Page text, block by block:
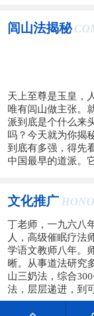
闾山法揭秘
天上至尊是玉皇，
唯有闾山做主张。
派到底是个什么来
吗？今天就为你揭
到底有多强，得先
中国最早的道派。
文化推广
丁老师，一九六八
人，高级催眠疗法
学语文教师八年。
晰。从事道法研究
山三奶法，综合
法，层层递进，到